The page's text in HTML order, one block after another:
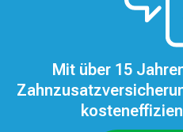
Mit über 15